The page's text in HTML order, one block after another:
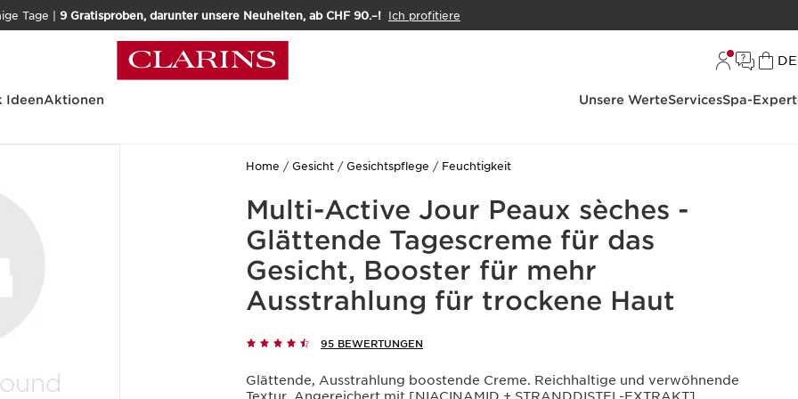
Tage | 9 Gratisproben, darunter unsere Neuheiten, ab CHF 90.–! Ich profitiere
DE
IdeenAktionen Unsere WerteServicesSpa-
Home Gesicht Gesichtspflege Feuchtigkeit
Multi-Active Jour Peaux sèches -
Glättende Tagescreme für das
Gesicht, Booster für mehr
Ausstrahlung für trockene Haut
95 BEWERTUNGEN
Glättende, Ausstrahlung boostende Creme. Reichhaltige und verwöhnende